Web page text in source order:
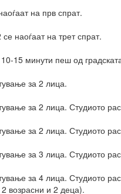
на прв спрат.
наоѓаат на трет спрат.
15 минути пеш од
за 2 лица.
за 2 лица. Студиото
за 2 лица. Студиото
за 3 лица. Студиото
за 4 лица. Студиото
возрасни и 2 деца).